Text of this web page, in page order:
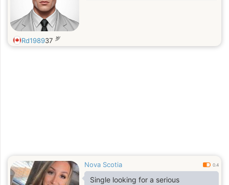
Rd198937 岁
Nova Scotia 0.4
Single looking for a serious